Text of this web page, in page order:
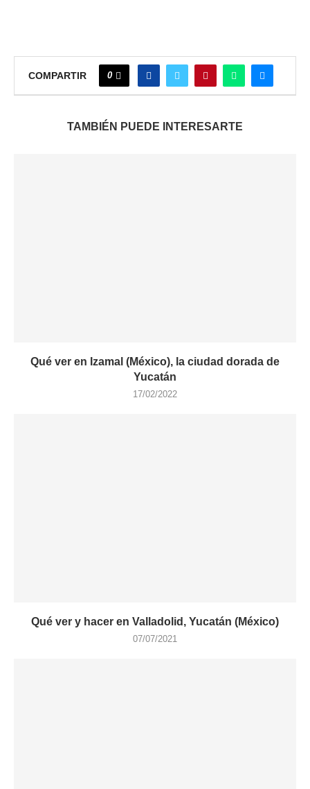
COMPARTIR 0
TAMBIÉN PUEDE INTERESARTE
Qué ver en Izamal (México), la ciudad dorada de
Yucatán
17/02/2022
Qué ver y hacer en Valladolid, Yucatán (México)
07/07/2021